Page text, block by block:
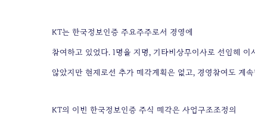
KT는 한국정보인증 주요주주로서 경영에
참여하고 있었다. 1명을 지명, 기타비상무이사로 선임해 이
않았지만 현재로선 추가 매각계획은 없고, 경영참여도 계
KT의 이번 한국정보인증 주식 매각은 사업구조조정의